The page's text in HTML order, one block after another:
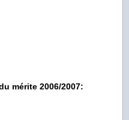
mérite 2006/2007: